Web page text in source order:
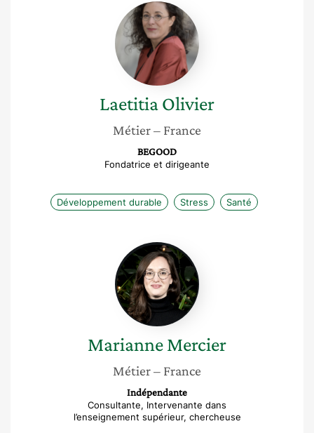
Laetitia
Olivier
LaetitiaOlivier
Métier– France
BEGOOD
Fondatrice et dirigeante
Développement durable Stress Santé
Marianne
Mercier
MarianneMercier
Métier– France
Indépendante
Consultante, Intervenante dans
l’enseignement supérieur, chercheuse